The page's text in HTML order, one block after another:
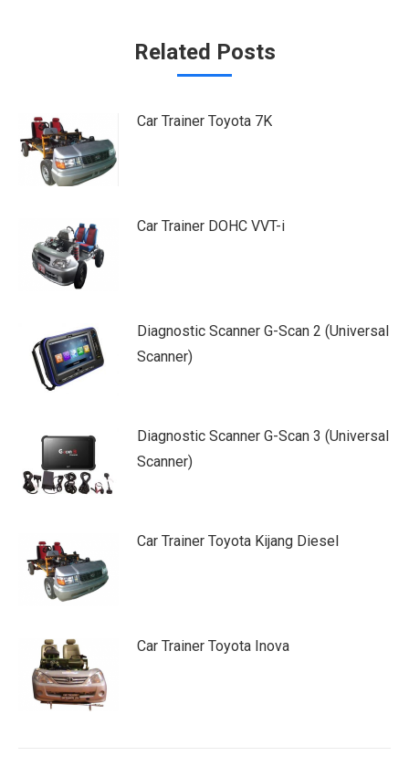
Related Posts
Car Trainer Toyota 7K
Car Trainer DOHC VVT-i
Diagnostic Scanner G-Scan 2 (Universal
Scanner)
Diagnostic Scanner G-Scan 3 (Universal
Scanner)
Car Trainer Toyota Kijang Diesel
Car Trainer Toyota Inova